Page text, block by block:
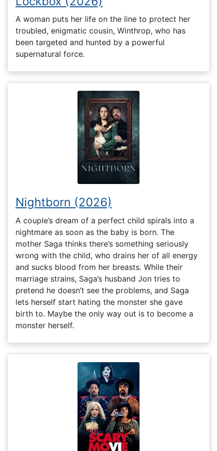
A woman puts her life on the line to protect her
troubled, enigmatic cousin, Winthrop, who has
been targeted and hunted by a powerful
supernatural force.
Nightborn (2026)
A couple’s dream of a perfect child spirals into a
nightmare as soon as the baby is born. The
mother Saga thinks there’s something seriously
wrong with the child, who drains her of all energy
and sucks blood from her breasts. While their
marriage strains, Saga’s husband Jon tries to
pretend he doesn’t see the problems, and Saga
lets herself start hating the monster she gave
birth to. Maybe the only way out is to become a
monster herself.